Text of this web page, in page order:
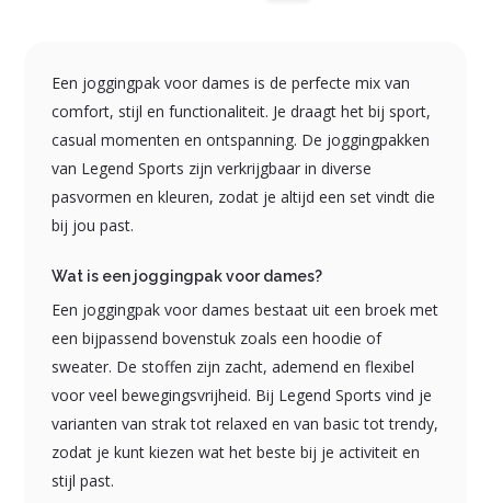
Een joggingpak voor dames is de perfecte mix van
comfort, stijl en functionaliteit. Je draagt het bij sport,
casual momenten en ontspanning. De joggingpakken
van Legend Sports zijn verkrijgbaar in diverse
pasvormen en kleuren, zodat je altijd een set vindt die
bij jou past.
Wat is een joggingpak voor dames?
Een joggingpak voor dames bestaat uit een broek met
een bijpassend bovenstuk zoals een hoodie of
sweater. De stoffen zijn zacht, ademend en flexibel
voor veel bewegingsvrijheid. Bij Legend Sports vind je
varianten van strak tot relaxed en van basic tot trendy,
zodat je kunt kiezen wat het beste bij je activiteit en
stijl past.